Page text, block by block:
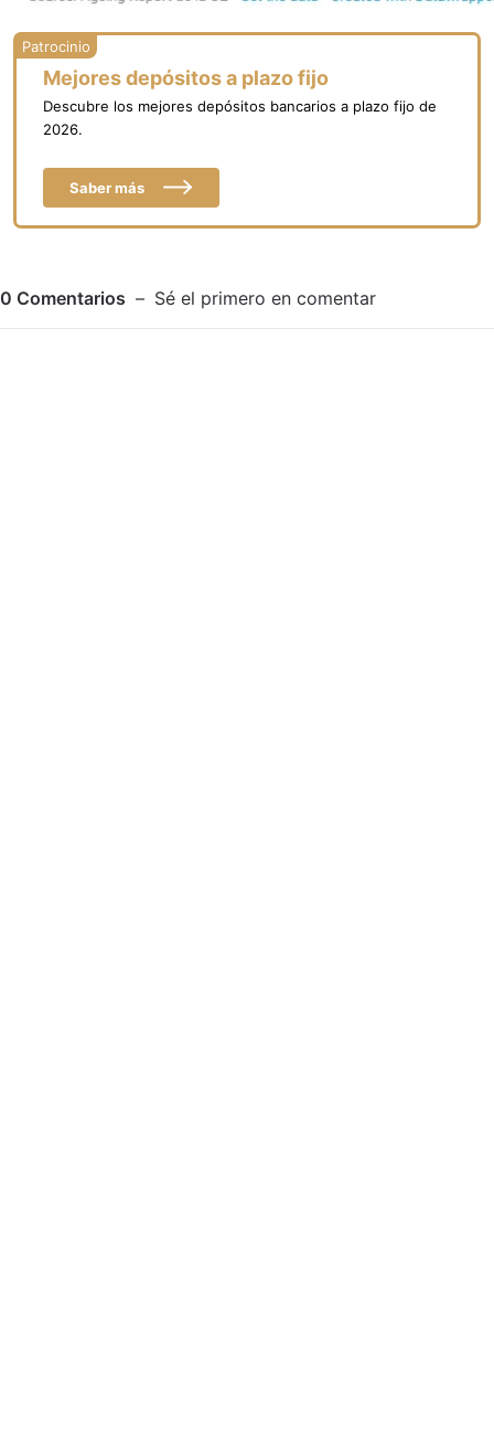
Mejores depósitos a plazo fijo
Descubre los mejores depósitos bancarios a plazo fijo de
2026.
Saber más
0 Comentarios Sé el primero en comentar